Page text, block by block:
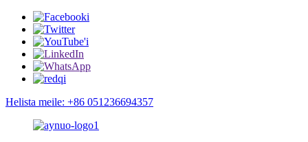
Helista meile: +86 051236694357